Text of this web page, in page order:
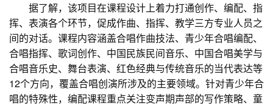
据了解，该项目在课程设计上着力打通创作、编配、指
挥、表演各个环节，促成作曲、指挥、教学三方专业人员之
间的对话。课程内容涵盖合唱作曲技法、青少年合唱编配、
合唱指挥、歌词创作、中国民族民间音乐、中国合唱美学与
合唱音乐史、舞台表演、红色经典与传统音乐的当代表达等
12个方向，覆盖合唱创演所涉及的主要领域。针对青少年合
唱的特殊性，编配课程重点关注变声期声部的写作策略、童